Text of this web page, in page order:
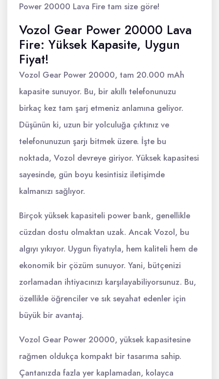
Power 20000 Lava Fire tam size göre!
Vozol Gear Power 20000 Lava
Fire: Yüksek Kapasite, Uygun
Fiyat!
Vozol Gear Power 20000, tam 20.000 mAh
kapasite sunuyor. Bu, bir akıllı telefonunuzu
birkaç kez tam şarj etmeniz anlamına geliyor.
Düşünün ki, uzun bir yolculuğa çıktınız ve
telefonunuzun şarjı bitmek üzere. İşte bu
noktada, Vozol devreye giriyor. Yüksek kapasitesi
sayesinde, gün boyu kesintisiz iletişimde
kalmanızı sağlıyor.
Birçok yüksek kapasiteli power bank, genellikle
cüzdan dostu olmaktan uzak. Ancak Vozol, bu
algıyı yıkıyor. Uygun fiyatıyla, hem kaliteli hem de
ekonomik bir çözüm sunuyor. Yani, bütçenizi
zorlamadan ihtiyacınızı karşılayabiliyorsunuz. Bu,
özellikle öğrenciler ve sık seyahat edenler için
büyük bir avantaj.
Vozol Gear Power 20000, yüksek kapasitesine
rağmen oldukça kompakt bir tasarıma sahip.
Çantanızda fazla yer kaplamadan, kolayca